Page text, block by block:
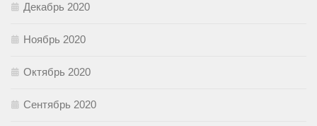
Декабрь 2020
Ноябрь 2020
Октябрь 2020
Сентябрь 2020